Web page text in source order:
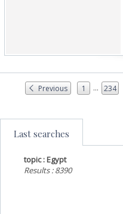
Previous 1 ... 234
Last searches
topic : Egypt
Results : 8390